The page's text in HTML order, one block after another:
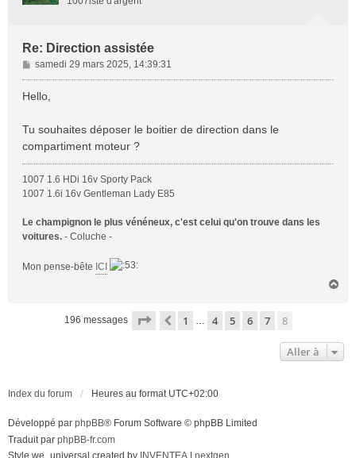
Re: Direction assistée
M
e
s
g
e
samedi 29 mars 2025, 14:39:31
Hello,
Tu souhaites déposer le boitier de direction dans le
compartiment moteur ?
1007 1.6 HDi 16v Sporty Pack
1007 1.6i 16v Gentleman Lady E85
Le champignon le plus vénéneux, c'est celui qu'on trouve dans les
voitures. - Coluche -
Mon pense-bête ICI
196 messages Page sur8
Précédente
1 … 4 5 6 7 8
Aller à
Index du forum Heures au format UTC+02:00
Développé par phpBB® Forum Software © phpBB Limited
Traduit par phpBB-fr.com
Style we_universal created by INVENTEA nextgen